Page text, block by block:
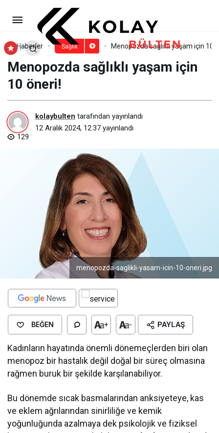
Haberler Sağlık Menopozda sağlıklı yaşam için 10
Menopozda sağlıklı yaşam için
10 öneri!
kolaybulten tarafından yayınlandı
12 Aralık 2024, 12:37 yayınlandı
129
menopozda-saglikli-yasam-icin-10-oneri.jpg
BEĞEN + - PAYLAŞ
Kadınların hayatında önemli dönemeçlerden biri olan
menopoz bir hastalık değil doğal bir süreç olmasına
rağmen buruk bir şekilde karşılanabiliyor.
Bu dönemde sıcak basmalarından anksiyeteye, kas
ve eklem ağrılarından sinirliliğe ve kemik
yoğunluğunda azalmaya dek psikolojik ve fiziksel
Ödemiş Belediyesi’nden yeni bir
sağlık hizmeti!
Yorum Yap Paylaş